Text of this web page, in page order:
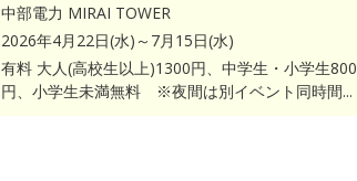
中部電力 MIRAI TOWER
2026年4月22日(水)～7月15日(水)
有料 大人(高校生以上)1300円、中学生・小学生800
円、小学生未満無料 ※夜間は別イベント同時間...